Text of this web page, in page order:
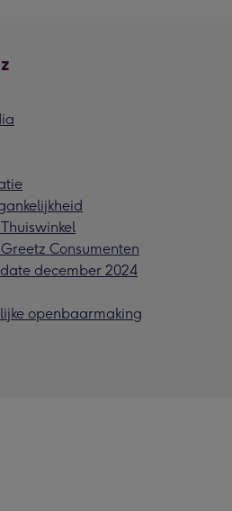
Consumenten
december 2024
openbaarmaking